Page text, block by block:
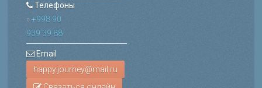
Телефоны
»+998 90
939 39 88
Email